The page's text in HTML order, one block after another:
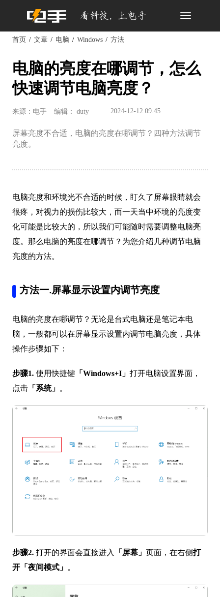
Toggle
首页 文章 电脑 Windows 方法
电脑的亮度在哪调节，怎么
快速调节电脑亮度？
来源：电手 编辑： duty 2024-12-12 09:45
屏幕亮度不合适，电脑的亮度在哪调节？四种方法调节
亮度。
电脑亮度和环境光不合适的时候，盯久了屏幕眼睛就会
很疼，对视力的损伤比较大，而一天当中环境的亮度变
化可能是比较大的，所以我们可能随时需要调整电脑亮
度。那么电脑的亮度在哪调节？为您介绍几种调节电脑
亮度的方法。
方法一.屏幕显示设置内调节亮度
电脑的亮度在哪调节？无论是台式电脑还是笔记本电
脑，一般都可以在屏幕显示设置内调节电脑亮度，具体
操作步骤如下：
步骤1. 使用快捷键 「Windows+I」 打开电脑设置界面，
点击 「系统」 。
步骤2. 打开的界面会直接进入 「屏幕」 页面，在右侧打
开「夜间模式」 。